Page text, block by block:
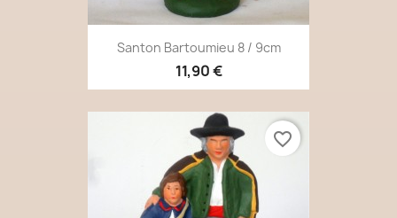
Santon Bartoumieu 8 / 9cm
11,90 €
favorite_border